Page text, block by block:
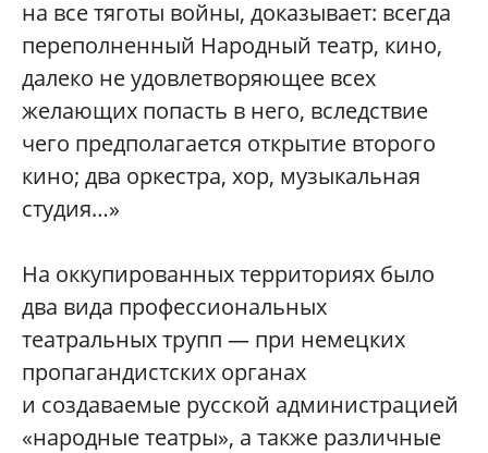
на все тяготы войны, доказывает: всегда
переполненный Народный театр, кино,
далеко не удовлетворяющее всех
желающих попасть в него, вследствие
чего предполагается открытие второго
кино; два оркестра, хор, музыкальная
студия…»
На оккупированных территориях было
два вида профессиональных
театральных трупп — при немецких
пропагандистских органах
и создаваемые русской администрацией
«народные театры», а также различные